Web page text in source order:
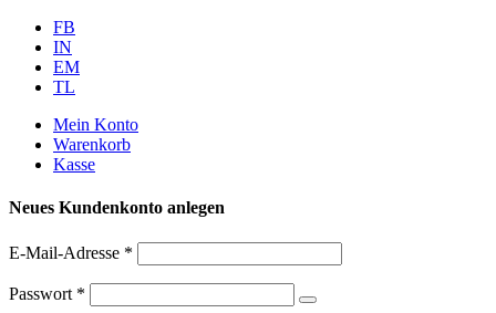
Weiter
zum
Inhalt
FB
IN
EM
TL
Mein Konto
Warenkorb
Kasse
Neues Kundenkonto anlegen
E-Mail-Adresse *
Passwort *